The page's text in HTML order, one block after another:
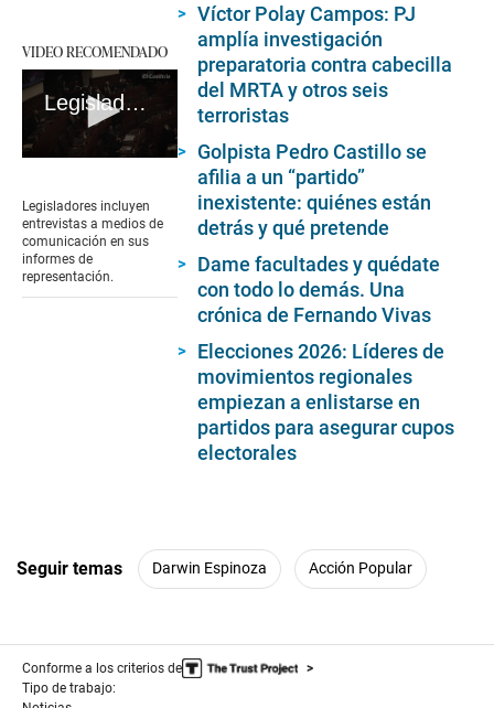
VIDEO RECOMENDADO
Legisladores incluyen entrevistas a medios en sus informes de representación #VideosEC #UI
of
4
minutes,
18
seconds
Legisladores incluyen
entrevistas a medios de
comunicación en sus
informes de
representación.
Víctor Polay Campos: PJ
amplía investigación
preparatoria contra cabecilla
del MRTA y otros seis
terroristas
Golpista Pedro Castillo se
afilia a un “partido”
inexistente: quiénes están
detrás y qué pretende
Dame facultades y quédate
con todo lo demás. Una
crónica de Fernando Vivas
Elecciones 2026: Líderes de
movimientos regionales
empiezan a enlistarse en
partidos para asegurar cupos
electorales
Seguir temas Darwin Espinoza Acción Popular
Conforme a los criterios de
Tipo de trabajo: